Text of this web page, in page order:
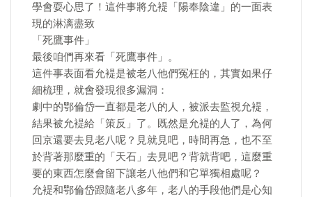
學會耍心思了！這件事將允褆「陽奉陰違」的一面表
現的淋漓盡致
「死鷹事件」
最後咱們再來看「死鷹事件」。
這件事表面看允褆是被老八他們冤枉的，其實如果仔
細梳理，就會發現很多漏洞：
劇中的鄂倫岱一直都是老八的人，被派去監視允褆，
結果被允褆給「策反」了。既然是允褆的人了，為何
回京還要去見老八呢？見就見吧，時間再急，也不至
於背著那麼重的「天石」去見吧？背就背吧，這麼重
要的東西怎麼會留下讓老八他們和它單獨相處呢？
允褆和鄂倫岱跟隨老八多年，老八的手段他們是心知